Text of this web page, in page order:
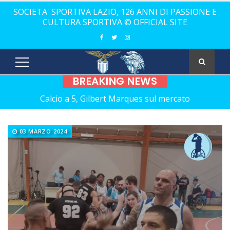
SOCIETA' SPORTIVA LAZIO, 126 ANNI DI PASSIONE E
CULTURA SPORTIVA © OFFICIAL SITE
BREAKING NEWS
Calcio a 5, Gilbert Marques sul mercato
Calcio a 5: Barca e Conticelli, il canto libero della Lazio!
La Lazio completa la squadra con Grasso
Rugby, il 18 ottobre debutto a Catania
Calcio a 5 femminile, ecco le 11 rivali della Lazio
21 anni senza Bomber Fiorini: nostalgia!
03 MARZO 2024